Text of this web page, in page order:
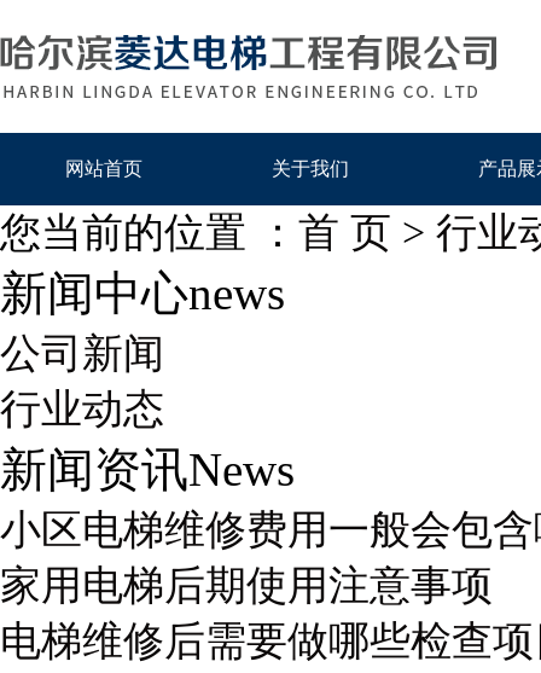
网站首页 关于我们 产品展
您当前的位置 ： 首 页 > 行业
新闻中心news
公司新闻
行业动态
新闻资讯News
小区电梯维修费用一般会包
家用电梯后期使用注意事项
电梯维修后需要做哪些检查